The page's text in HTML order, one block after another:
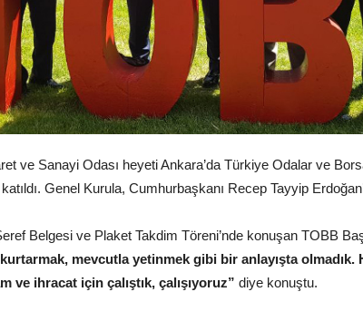
ve Sanayi Odası heyeti Ankara’da Türkiye Odalar ve
Genel Kurula, Cumhurbaşkanı Recep Tayyip
Belgesi ve Plaket Takdim Töreni’nde konuşan TOBB
mevcutla yetinmek gibi bir anlayışta olmadık.
ve ihracat için çalıştık, çalışıyoruz” diye konuştu.​